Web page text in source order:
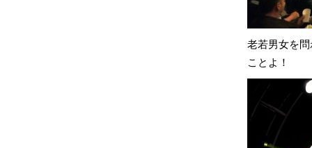
老若男女を
ことよ！